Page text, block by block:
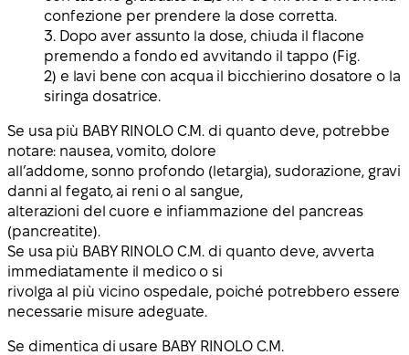
confezione per prendere la dose corretta.
3. Dopo aver assunto la dose, chiuda il flacone
premendo a fondo ed avvitando il tappo (Fig.
2) e lavi bene con acqua il bicchierino dosatore o la
siringa dosatrice.
Se usa più BABY RINOLO C.M. di quanto deve, potrebbe
notare: nausea, vomito, dolore
all’addome, sonno profondo (letargia), sudorazione, gravi
danni al fegato, ai reni o al sangue,
alterazioni del cuore e infiammazione del pancreas
(pancreatite).
Se usa più BABY RINOLO C.M. di quanto deve, avverta
immediatamente il medico o si
rivolga al più vicino ospedale, poiché potrebbero essere
necessarie misure adeguate.
Se dimentica di usare BABY RINOLO C.M.